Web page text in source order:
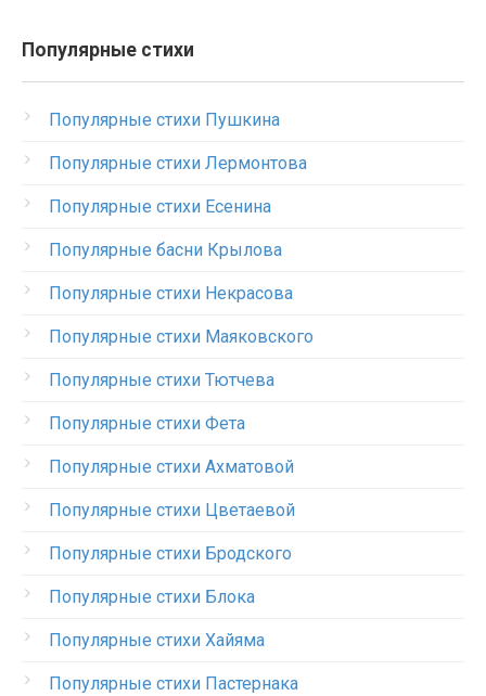
Популярные стихи
Популярные стихи Пушкина
Популярные стихи Лермонтова
Популярные стихи Есенина
Популярные басни Крылова
Популярные стихи Некрасова
Популярные стихи Маяковского
Популярные стихи Тютчева
Популярные стихи Фета
Популярные стихи Ахматовой
Популярные стихи Цветаевой
Популярные стихи Бродского
Популярные стихи Блока
Популярные стихи Хайяма
Популярные стихи Пастернака